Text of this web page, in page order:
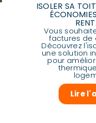
ISOLER SA
Vous
factures de
Découvrez
une solution
pour
Lire